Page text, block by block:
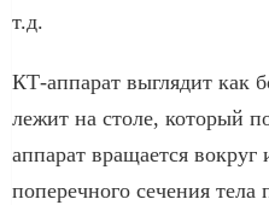
т.д.
КТ-аппарат выглядит как
лежит на столе, который
аппарат вращается вокруг
поперечного сечения